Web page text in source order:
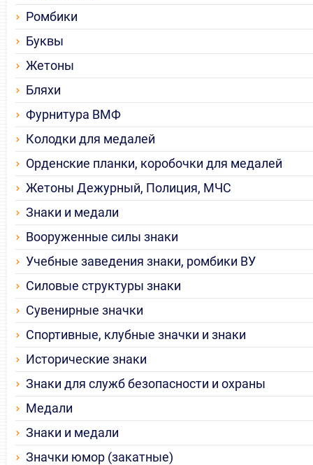
Ромбики
Буквы
Жетоны
Бляхи
Фурнитура ВМФ
Колодки для медалей
Орденские планки, коробочки для медалей
Жетоны Дежурный, Полиция, МЧС
Знаки и медали
Вооруженные силы знаки
Учебные заведения знаки, ромбики ВУ
Силовые структуры знаки
Сувенирные значки
Спортивные, клубные значки и знаки
Исторические знаки
Знаки для служб безопасности и охраны
Медали
Знаки и медали
Значки юмор (закатные)